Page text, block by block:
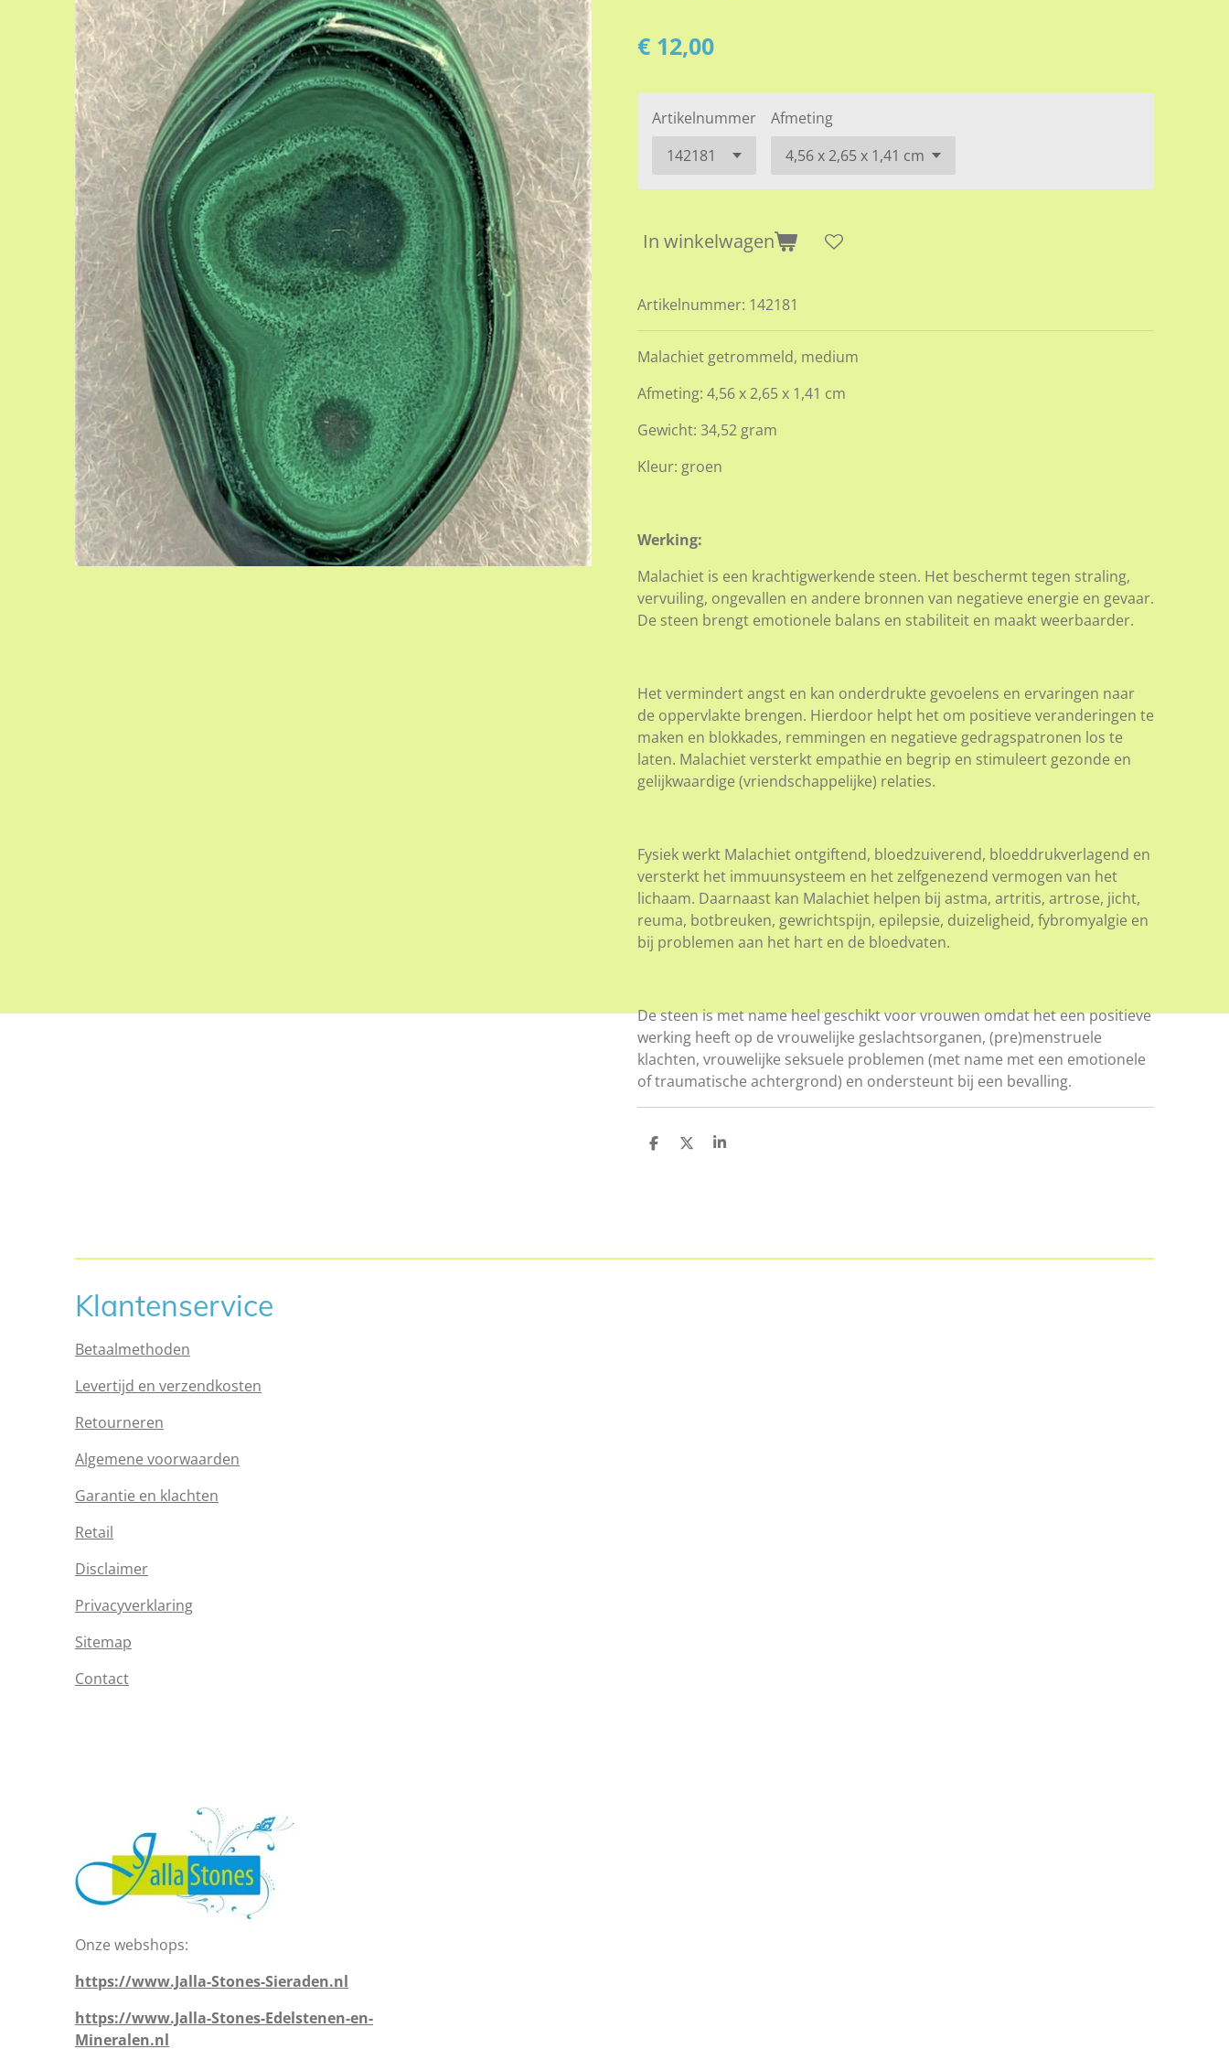
€ 12,00
Artikelnummer Afmeting
In winkelwagen
Artikelnummer: 142181
Malachiet getrommeld, medium
Afmeting: 4,56 x 2,65 x 1,41 cm
Gewicht: 34,52 gram
Kleur: groen
Werking:
Malachiet is een krachtigwerkende steen. Het beschermt tegen straling,
vervuiling, ongevallen en andere bronnen van negatieve energie en gevaar.
De steen brengt emotionele balans en stabiliteit en maakt weerbaarder.
Het vermindert angst en kan onderdrukte gevoelens en ervaringen naar
de oppervlakte brengen. Hierdoor helpt het om positieve veranderingen te
maken en blokkades, remmingen en negatieve gedragspatronen los te
laten. Malachiet versterkt empathie en begrip en stimuleert gezonde en
gelijkwaardige (vriendschappelijke) relaties.
Fysiek werkt Malachiet ontgiftend, bloedzuiverend, bloeddrukverlagend en
versterkt het immuunsysteem en het zelfgenezend vermogen van het
lichaam. Daarnaast kan Malachiet helpen bij astma, artritis, artrose, jicht,
reuma, botbreuken, gewrichtspijn, epilepsie, duizeligheid, fybromyalgie en
bij problemen aan het hart en de bloedvaten.
De steen is met name heel geschikt voor vrouwen omdat het een positieve
werking heeft op de vrouwelijke geslachtsorganen, (pre)menstruele
klachten, vrouwelijke seksuele problemen (met name met een emotionele
of traumatische achtergrond) en ondersteunt bij een bevalling.
D
D
S
Klantenservice
Betaalmethoden
Levertijd en verzendkosten
Retourneren
Algemene voorwaarden
Garantie en klachten
Retail
Disclaimer
Privacyverklaring
Sitemap
Contact
Onze webshops:
https://www.Jalla-Stones-Sieraden.nl
https://www.Jalla-Stones-Edelstenen-en-
Mineralen.nl